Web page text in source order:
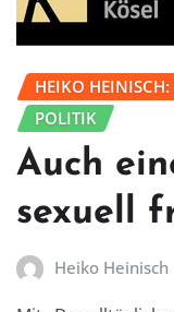
HEIKO HEINISCH:
POLITIK
Auch
sexuell
Heiko Heinisch